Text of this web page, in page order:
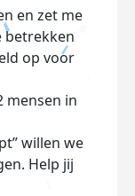
en zet me
betrekken
op voor
mensen in
willen we
Help jij